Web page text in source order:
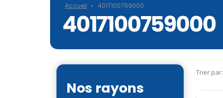
Accueil » 4017100759000
4017100759000
Trier par:
Nos rayons